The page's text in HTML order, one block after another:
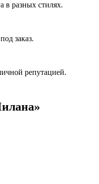
в разных стилях.
заказ.
репутацией.